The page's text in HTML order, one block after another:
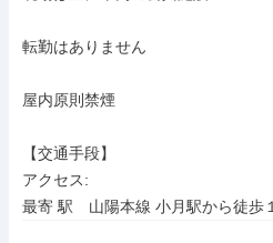
転勤はありません
屋内原則禁煙
【交通手段】
アクセス:
最寄 駅　山陽本線 小月駅から徒歩